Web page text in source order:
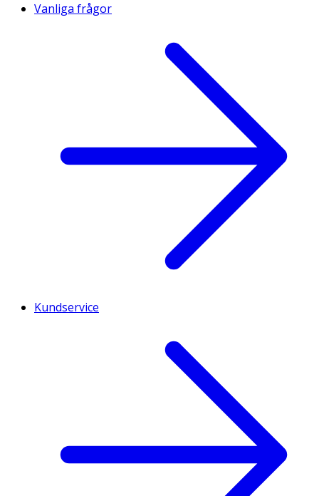
Vanliga frågor
Kundservice